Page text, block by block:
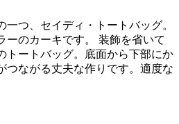
つ、セイディ・トートバッグ。
ーのカーキです。 装飾を省いて
トートバッグ。底面から下部にか
つながる丈夫な作りです。適度な